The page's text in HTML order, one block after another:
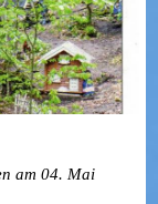
am 04. Mai